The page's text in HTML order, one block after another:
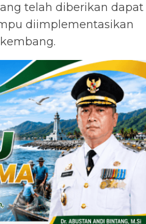
telah diberikan dapat
diimplementasikan